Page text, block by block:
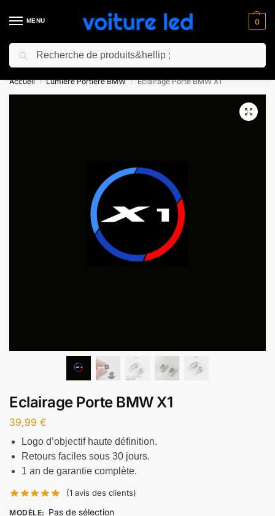
MENU 0
⚡ 10% de réduction pour les nouveaux clients avec le code “NC10”
Accueil / Lumiere Portiere BMW / Eclairage Porte BMW X1
Eclairage Porte BMW X1
39,99 €
Logo d’objectif haute définition.
Retours faciles sous 30 jours.
1 an de garantie complète.
(1 avis des clients)
MODÈLE: Pas de sélection